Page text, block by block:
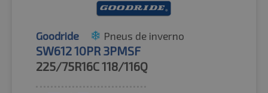
Goodride Pneus de inverno
SW612 10PR 3PMSF
225/75R16C118/116Q